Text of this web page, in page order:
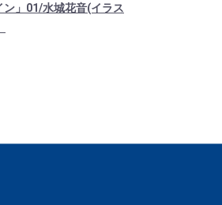
ン」01/水城花音(イラス